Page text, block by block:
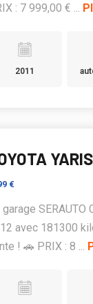
: 7 999,00 € ...
2011
€
garage
avec 181300
! 🚗 PRIX : 8 ...